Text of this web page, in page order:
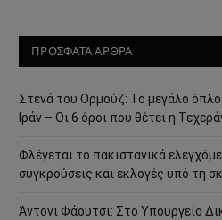
ΠΡΟΣΦΑΤΑ ΑΡΘΡΑ
Στενά του Ορμούζ: Το μεγάλο
Ιράν – Οι 6 όροι που θέτει η
Φλέγεται το πακιστανικά
συγκρούσεις και εκλογές υπό τη
Άντονι Φάουτσι: Στο Υπουργείο